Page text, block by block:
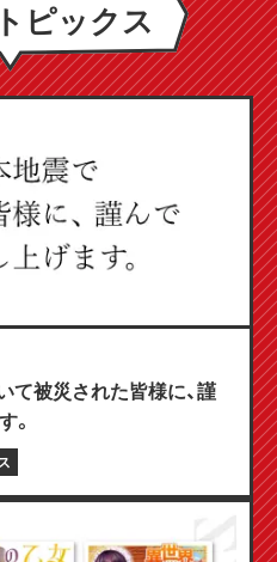
ピックス
て被災された皆様に、謹
。